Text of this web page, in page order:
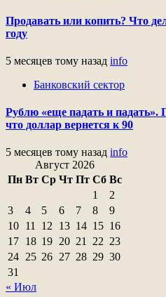
Продавать или копить? Что
году
5 месяцев тому назад info
Банковский сектор
Рублю «еще падать и
что доллар вернется к 90
5 месяцев тому назад info
Август 2026
Пн Вт Ср Чт Пт Сб Вс
1
2
3
4 5 6 7 8
9
10 11 12 13 14 15 16
17 18 19 20 21 22 23
24 25 26 27 28 29 30
31
« Июл